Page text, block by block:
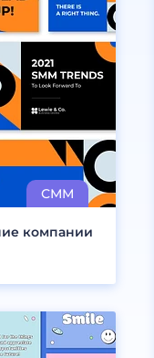
компании